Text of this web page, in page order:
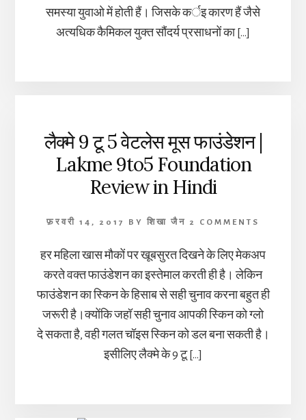
समस्या युवाओ में होती हैं। जिसके कर्इ कारण हैं जैसे
अत्यधिक कैमिकल युक्त सौंदर्य प्रसाधनों का […]
लैक्मे 9 टू 5 वेटलेस मूस फाउंडेशन |
Lakme 9to5 Foundation
Review in Hindi
फ़रवरी 14, 2017 BY शिखा जैन 2 COMMENTS
हर महिला खास मौकों पर खूबसुरत दिखने के लिए मेकअप
करते वक्त फाउंडेशन का इस्तेमाल करती ही है। लेकिन
फाउंडेशन का स्किन के हिसाब से सही चुनाव करना बहुत ही
जरूरी है।क्योंकि जहॉ सही चुनाव आपकी स्किन को ग्लो
दे सकता है, वही गलत चॉइस स्किन को डल बना सकती है।
इसीलिए लैक्मे के 9 टू […]